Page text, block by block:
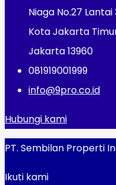
Niaga No.27
Kota Jakarta
Jakarta 13960
081919001999
info@9pro.co.id
Hubungi kami
PT. Sembilan Properti
Ikuti kami